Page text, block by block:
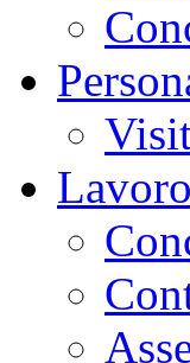
Lavoro